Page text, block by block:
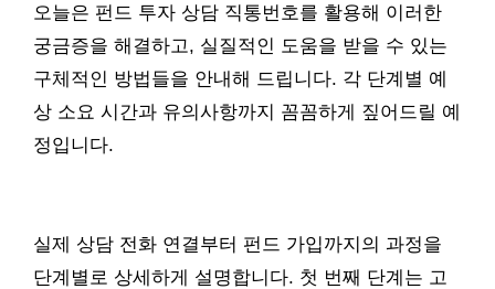
오늘은 펀드 투자 상담 직통번호를 활용해 이러한
궁금증을 해결하고, 실질적인 도움을 받을 수 있는
구체적인 방법들을 안내해 드립니다. 각 단계별 예
상 소요 시간과 유의사항까지 꼼꼼하게 짚어드릴 예
정입니다.
실제 상담 전화 연결부터 펀드 가입까지의 과정을
단계별로 상세하게 설명합니다. 첫 번째 단계는 고